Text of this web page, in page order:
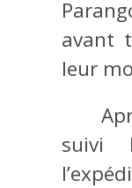
avant
leur
suivi